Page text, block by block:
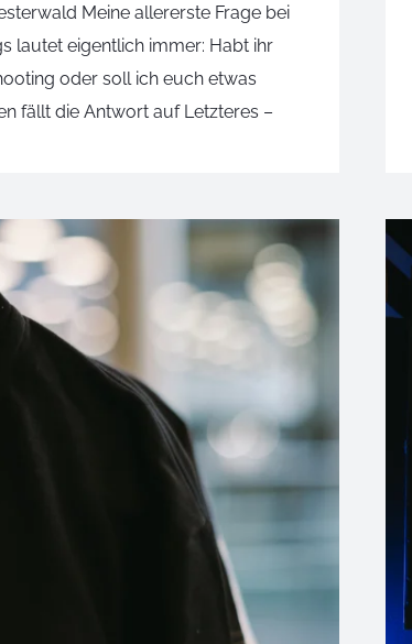
Meine allererste Frage bei
lautet eigentlich immer: Habt ihr
oder soll ich euch etwas
fällt die Antwort auf Letzteres –